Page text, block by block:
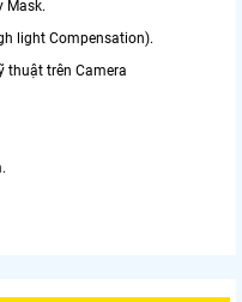
Mask.
light Compensation).
thuật trên Camera